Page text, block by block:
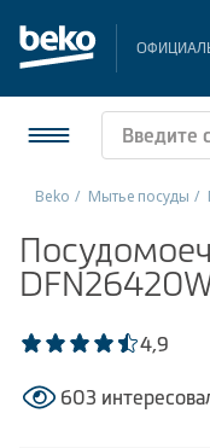
Стиральные и
Плиты
Beko Мытье посуды
4,9
603